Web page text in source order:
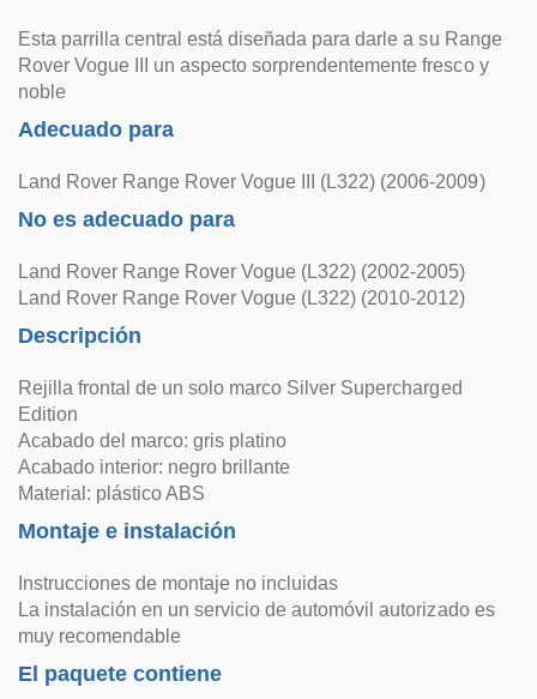
Esta parrilla central está diseñada para darle a su Range
Rover Vogue III un aspecto sorprendentemente fresco y
noble
Adecuado para
Land Rover Range Rover Vogue III (L322) (2006-2009)
No es adecuado para
Land Rover Range Rover Vogue (L322) (2002-2005)
Land Rover Range Rover Vogue (L322) (2010-2012)
Descripción
Rejilla frontal de un solo marco Silver Supercharged
Edition
Acabado del marco: gris platino
Acabado interior: negro brillante
Material: plástico ABS
Montaje e instalación
Instrucciones de montaje no incluidas
La instalación en un servicio de automóvil autorizado es
muy recomendable
El paquete contiene